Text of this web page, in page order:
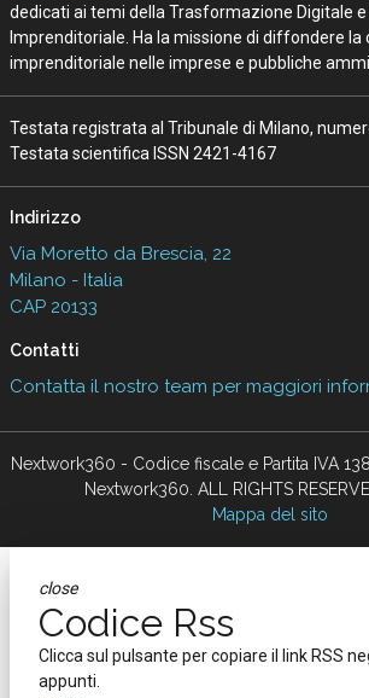
dedicati ai temi della Trasformazione Digitale e
Imprenditoriale. Ha la missione di diffondere la
imprenditoriale nelle imprese e pubbliche
Testata registrata al Tribunale di Milano,
Testata scientifica ISSN 2421-4167
Indirizzo
Via Moretto da Brescia, 22
Milano - Italia
CAP 20133
Contatti
Contatta il nostro team per maggiori
Nextwork360 - Codice fiscale e Partita IVA
Nextwork360. ALL RIGHTS
Mappa del sito
close
Codice Rss
Clicca sul pulsante per copiare il link RSS
appunti.